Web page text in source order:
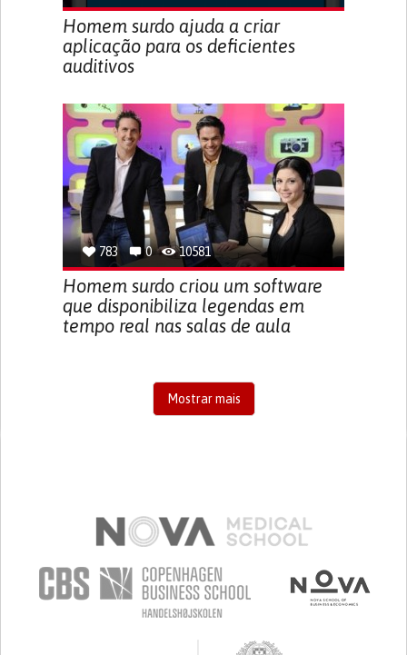
Homem surdo ajuda a criar
aplicação para os deficientes
auditivos
783 0 10581
Homem surdo criou um software
que disponibiliza legendas em
tempo real nas salas de aula
Mostrar mais